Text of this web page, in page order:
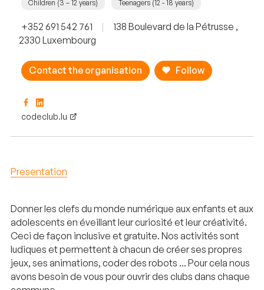
Children (3 – 12 years) Teenagers (12 - 18 years)
+352 691 542 761 |
138 Boulevard de la Pétrusse ,
2330 Luxembourg
Contact the organisation Follow
codeclub.lu
Presentation
Donner les clefs du monde numérique aux enfants et aux
adolescents en éveillant leur curiosité et leur créativité.
Ceci de façon inclusive et gratuite. Nos activités sont
ludiques et permettent à chacun de créer ses propres
jeux, ses animations, coder des robots ... Pour cela nous
avons besoin de vous pour ouvrir des clubs dans chaque